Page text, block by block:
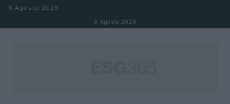
Salta al contenuto
6 Agosto 2026
6 Agosto 2026